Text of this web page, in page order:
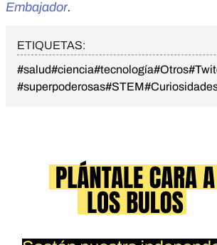
Embajador.
ETIQUETAS:
#salud#ciencia#tecnología#Otros
#superpoderosas#STEM